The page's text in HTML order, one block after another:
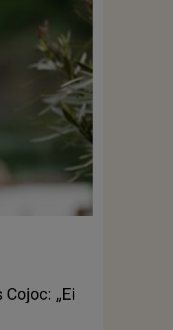
„Ei